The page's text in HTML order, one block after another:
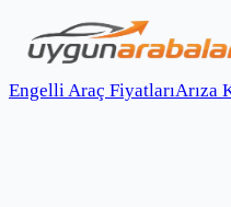
Engelli Araç FiyatlarıArıza